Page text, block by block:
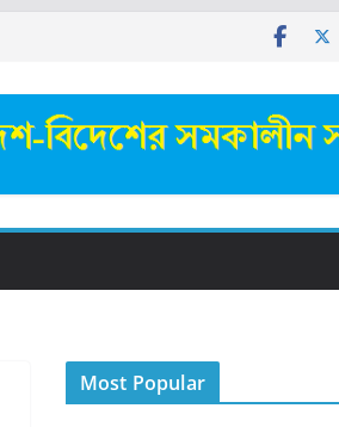
Most Popular